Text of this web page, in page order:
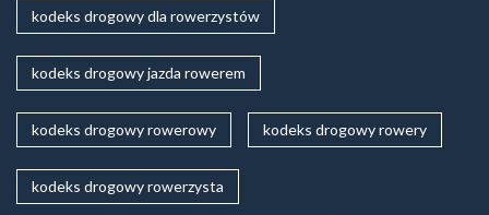
kodeks drogowy dla rowerzystów
kodeks drogowy jazda rowerem
kodeks drogowy rowerowy kodeks drogowy rowery
kodeks drogowy rowerzysta